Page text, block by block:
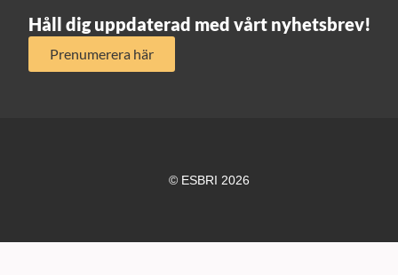
Håll dig uppdaterad med vårt nyhetsbrev!
Prenumerera här
© ESBRI 2026